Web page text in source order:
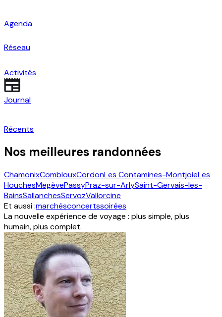
Agenda
Réseau
Activités
Journal
Récents
Nos meilleures randonnées
ChamonixComblouxCordonLes Contamines-MontjoieLes
HouchesMegèvePassyPraz-sur-ArlySaint-Gervais-les-
BainsSallanchesServozVallorcine
Et aussi :marchésconcertssoirées
La nouvelle expérience de voyage : plus simple, plus
humain, plus complet.